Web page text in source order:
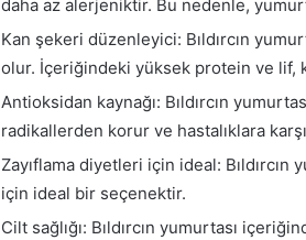
daha az alerjeniktir. Bu nedenle,
Kan şekeri düzenleyici: Bıldırcın
olur. İçeriğindeki yüksek protein ve lif,
Antioksidan kaynağı: Bıldırcın
radikallerden korur ve hastalıklara
Zayıflama diyetleri için ideal:
için ideal bir seçenektir.
Cilt sağlığı: Bıldırcın yumurtası